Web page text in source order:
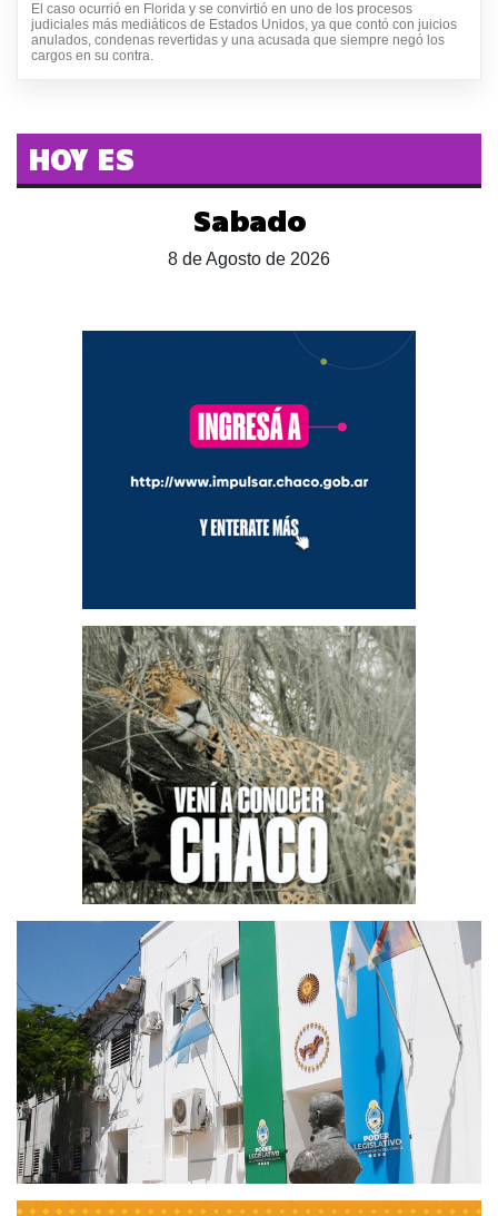
El caso ocurrió en Florida y se convirtió en uno de los procesos
judiciales más mediáticos de Estados Unidos, ya que contó con juicios
anulados, condenas revertidas y una acusada que siempre negó los
cargos en su contra.
HOY ES
Sabado
8 de Agosto de 2026